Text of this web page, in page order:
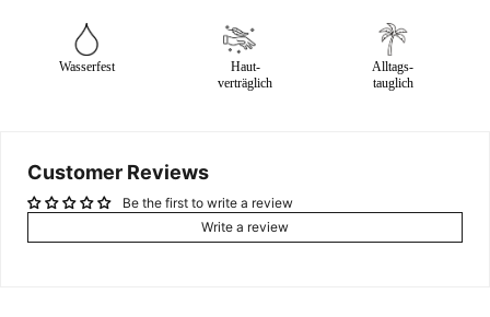
Wasserfest
Haut-
verträglich
Alltags-
tauglich
Customer Reviews
Be the first to write a review
Write a review